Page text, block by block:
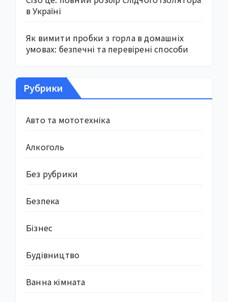
в Україні
Як вимити пробки з горла в домашніх
умовах: безпечні та перевірені способи
Рубрики
Авто та мототехніка
Алкоголь
Без рубрики
Безпека
Бізнес
Будівництво
Ванна кімната